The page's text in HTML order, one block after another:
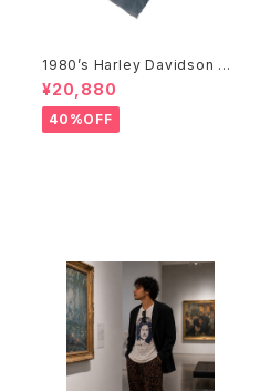
1980’s Harley Davidson T-
Shirts -1980年代 ハーレー・
ダビッドソン Tシャツ-
¥20,880
40%OFF